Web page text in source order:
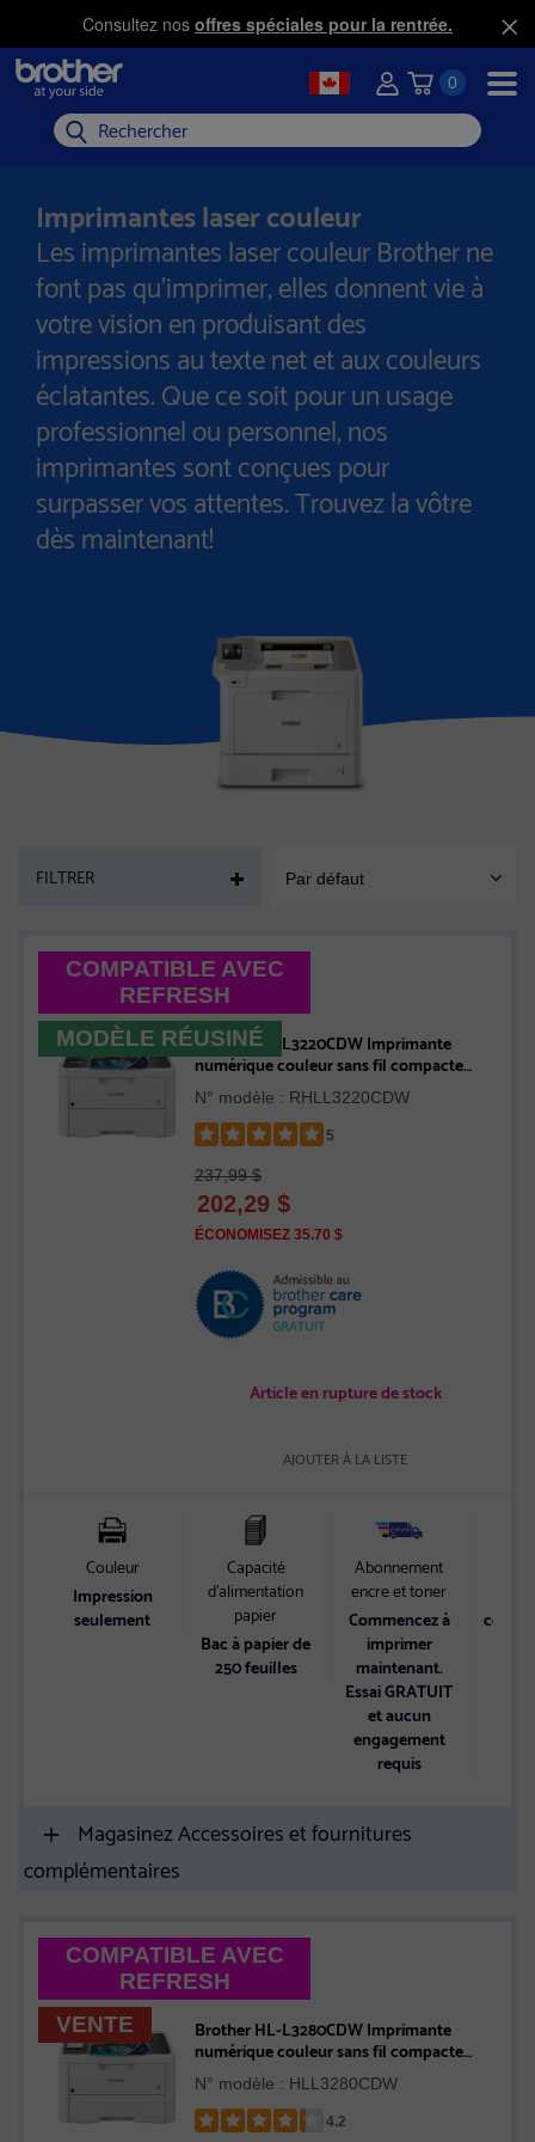
Consultez nos offres spéciales pour la rentrée.
0
Rechercher
Imprimantes laser couleur
Les imprimantes laser couleur Brother ne
font pas qu’imprimer, elles donnent vie à
votre vision en produisant des
impressions au texte net et aux couleurs
éclatantes. Que ce soit pour un usage
professionnel ou personnel, nos
imprimantes sont conçues pour
surpasser vos attentes. Trouvez la vôtre
dès maintenant!
FILTRER Par défaut
COMPATIBLE AVEC
REFRESH
MODÈLE RÉUSINÉBrother HL-L3220CDW Imprimante
numérique couleur sans fil compacte
avec fonctions d’impression recto verso
et impression à partir d’appareils mobiles
et compatible avec l’Abonnement
Refresh - Remis à neuf
N° modèle : RHLL3220CDW
5
5
out
of
stars
237,99 $
202,29 $
ÉCONOMISEZ 35.70 $
Article en rupture de stock
AJOUTER À LA LISTE
Couleur
Impression
seulement
Capacité
d’alimentation
papier
Bac à papier de
250 feuilles
Abonnement
encre et toner
Commencez à
imprimer
maintenant.
Essai GRATUIT
et aucun
engagement
requis
Magasinez Accessoires et fournitures
complémentaires
COMPATIBLE AVEC
REFRESH
VENTE
Brother HL-L3280CDW Imprimante
numérique couleur sans fil compacte
avec fonction d’impression recto verso,
impression mobile et Ethernet,
compatible avec l’Abonnement Refresh
N° modèle : HLL3280CDW
4.2